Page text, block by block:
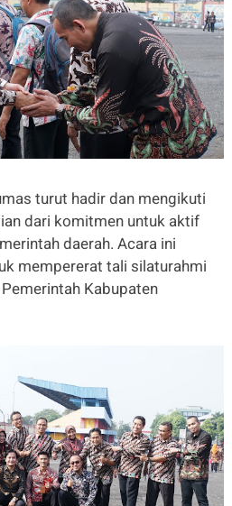
turut hadir dan mengikuti
dari komitmen untuk aktif
daerah. Acara ini
mempererat tali silaturahmi
Kabupaten